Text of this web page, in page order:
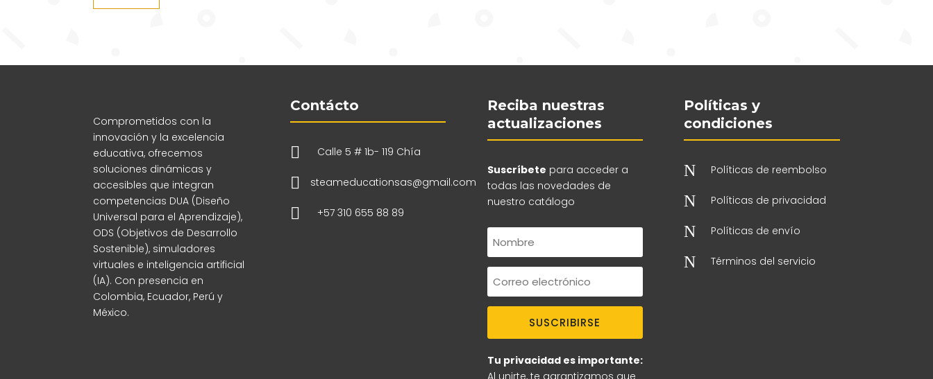
Comprometidos con la
innovación y la excelencia
educativa, ofrecemos
soluciones dinámicas y
accesibles que integran
competencias DUA (Diseño
Universal para el Aprendizaje),
ODS (Objetivos de Desarrollo
Sostenible), simuladores
virtuales e inteligencia artificial
(IA). Con presencia en
Colombia, Ecuador, Perú y
México.
Contácto
 Calle 5 # 1b- 119 Chía
 steameducationsas@gmail.com
 +57 310 655 88 89
Reciba nuestras
actualizaciones
Suscríbete para acceder a
todas las novedades de
nuestro catálogo
SUSCRIBIRSE
Tu privacidad es importante:
Al unirte, te garantizamos que
Políticas y
condiciones
N Políticas de reembolso
N Políticas de privacidad
N Políticas de envío
N Términos del servicio